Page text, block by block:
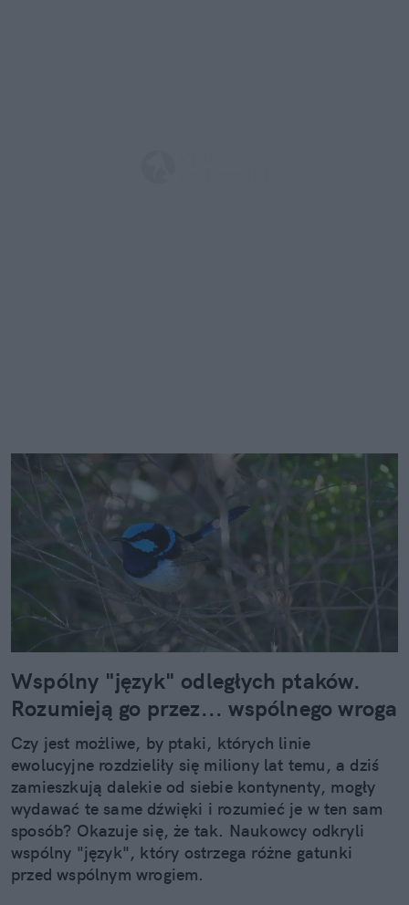
Wspólny "język" odległych ptaków.
Rozumieją go przez... wspólnego wroga
Czy jest możliwe, by ptaki, których linie
ewolucyjne rozdzieliły się miliony lat temu, a dziś
zamieszkują dalekie od siebie kontynenty, mogły
wydawać te same dźwięki i rozumieć je w ten sam
sposób? Okazuje się, że tak. Naukowcy odkryli
wspólny "język", który ostrzega różne gatunki
przed wspólnym wrogiem.